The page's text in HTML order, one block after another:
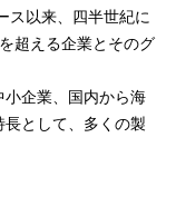
ス以来、四半世紀に
超える企業とそのグ
企業、国内から海
として、多くの製